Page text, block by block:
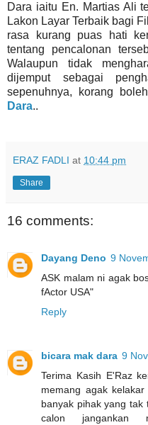
Dara iaitu En. Martias Ali
Lakon Layar Terbaik bagi
rasa kurang puas hati
tentang pencalonan
Walaupun tidak
dijemput sebagai
sepenuhnya, korang
Dara..
ERAZ FADLI at 10:44 pm
Share
16 comments:
Dayang Deno 9
ASK malam ni agak
fActor USA"
Reply
bicara mak dara 9
Terima Kasih E'Raz
memang agak
banyak pihak yang tak
calon jangankan